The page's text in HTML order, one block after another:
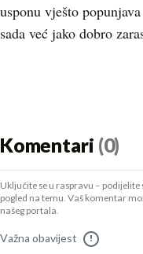
usponu vješto
sada već jako dobro
Komentari (0)
Uključite se u raspravu –
pogled na temu. Vaš komentar
našeg portala.
Važna obavijest !